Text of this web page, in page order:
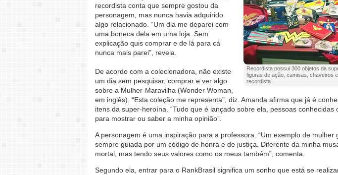
Recordista possui 300 objetos da
figuras de ação, camisas, chaveiros
recordista
recordista conta que sempre gostou da
personagem, mas nunca havia adquirido
algo relacionado. “Um dia me deparei com
uma boneca dela em uma loja. Sem
explicação quis comprar e de lá para cá
nunca mais parei”, revela.
De acordo com a colecionadora, não existe
um dia sem pesquisar, comprar e ver algo
sobre a Mulher-Maravilha (Wonder Woman,
em inglês). “Esta coleção me representa”, diz. Amanda afirma que já é
itens da super-heroína. “Tudo que é lançado sobre ela, pessoas conhecidas
para mostrar ou saber a minha opinião”.
A personagem é uma inspiração para a professora. “Um exemplo de mulher
sempre guiada por um código de honra e de justiça. Diferente da minha
mortal, mas tendo seus valores como os meus também”, comenta.
Segundo ela, entrar para o RankBrasil significa um sonho que está se